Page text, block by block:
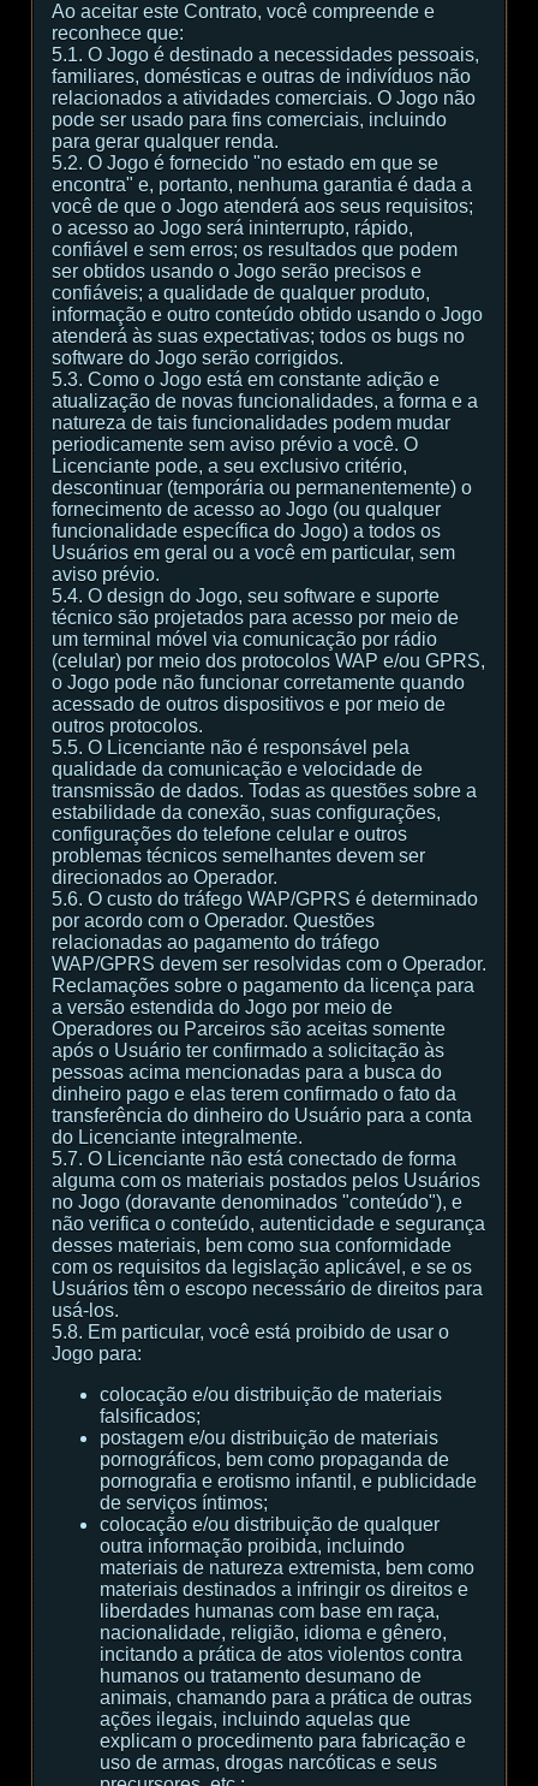
Ao aceitar este Contrato, você compreende e
reconhece que:
5.1. O Jogo é destinado a necessidades pessoais,
familiares, domésticas e outras de indivíduos não
relacionados a atividades comerciais. O Jogo não
pode ser usado para fins comerciais, incluindo
para gerar qualquer renda.
5.2. O Jogo é fornecido "no estado em que se
encontra" e, portanto, nenhuma garantia é dada a
você de que o Jogo atenderá aos seus requisitos;
o acesso ao Jogo será ininterrupto, rápido,
confiável e sem erros; os resultados que podem
ser obtidos usando o Jogo serão precisos e
confiáveis; a qualidade de qualquer produto,
informação e outro conteúdo obtido usando o Jogo
atenderá às suas expectativas; todos os bugs no
software do Jogo serão corrigidos.
5.3. Como o Jogo está em constante adição e
atualização de novas funcionalidades, a forma e a
natureza de tais funcionalidades podem mudar
periodicamente sem aviso prévio a você. O
Licenciante pode, a seu exclusivo critério,
descontinuar (temporária ou permanentemente) o
fornecimento de acesso ao Jogo (ou qualquer
funcionalidade específica do Jogo) a todos os
Usuários em geral ou a você em particular, sem
aviso prévio.
5.4. O design do Jogo, seu software e suporte
técnico são projetados para acesso por meio de
um terminal móvel via comunicação por rádio
(celular) por meio dos protocolos WAP e/ou GPRS,
o Jogo pode não funcionar corretamente quando
acessado de outros dispositivos e por meio de
outros protocolos.
5.5. O Licenciante não é responsável pela
qualidade da comunicação e velocidade de
transmissão de dados. Todas as questões sobre a
estabilidade da conexão, suas configurações,
configurações do telefone celular e outros
problemas técnicos semelhantes devem ser
direcionados ao Operador.
5.6. O custo do tráfego WAP/GPRS é determinado
por acordo com o Operador. Questões
relacionadas ao pagamento do tráfego
WAP/GPRS devem ser resolvidas com o Operador.
Reclamações sobre o pagamento da licença para
a versão estendida do Jogo por meio de
Operadores ou Parceiros são aceitas somente
após o Usuário ter confirmado a solicitação às
pessoas acima mencionadas para a busca do
dinheiro pago e elas terem confirmado o fato da
transferência do dinheiro do Usuário para a conta
do Licenciante integralmente.
5.7. O Licenciante não está conectado de forma
alguma com os materiais postados pelos Usuários
no Jogo (doravante denominados "conteúdo"), e
não verifica o conteúdo, autenticidade e segurança
desses materiais, bem como sua conformidade
com os requisitos da legislação aplicável, e se os
Usuários têm o escopo necessário de direitos para
usá-los.
5.8. Em particular, você está proibido de usar o
Jogo para:
colocação e/ou distribuição de materiais
falsificados;
postagem e/ou distribuição de materiais
pornográficos, bem como propaganda de
pornografia e erotismo infantil, e publicidade
de serviços íntimos;
colocação e/ou distribuição de qualquer
outra informação proibida, incluindo
materiais de natureza extremista, bem como
materiais destinados a infringir os direitos e
liberdades humanas com base em raça,
nacionalidade, religião, idioma e gênero,
incitando a prática de atos violentos contra
humanos ou tratamento desumano de
animais, chamando para a prática de outras
ações ilegais, incluindo aquelas que
explicam o procedimento para fabricação e
uso de armas, drogas narcóticas e seus